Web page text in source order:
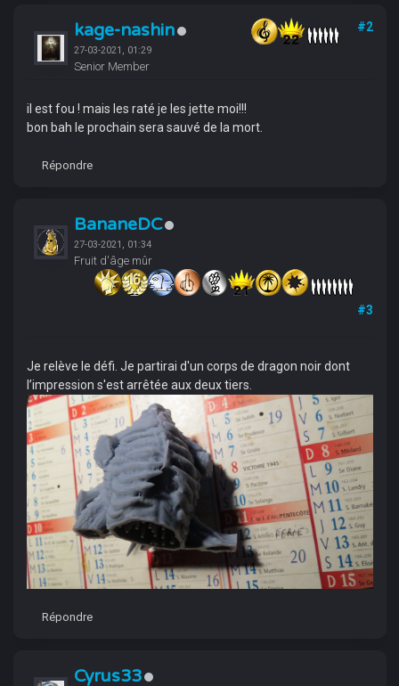
kage-nashin
27-03-2021, 01:29
Senior Member
#2
il est fou ! mais les raté je les jette moi!!!
bon bah le prochain sera sauvé de la mort.
Répondre
BananeDC
27-03-2021, 01:34
Fruit d'âge mûr
#3
Je relève le défi. Je partirai d'un corps de dragon noir dont
l’impression s'est arrêtée aux deux tiers.
Répondre
Cyrus33